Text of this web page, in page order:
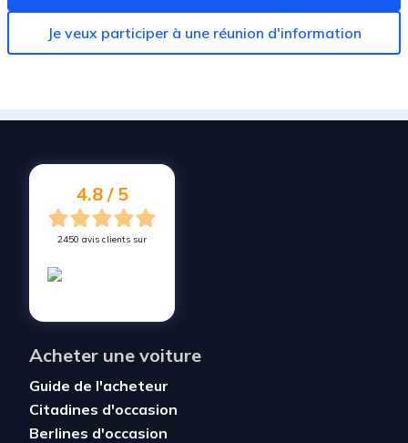
Je veux participer à une réunion d'information
4.8 / 5
2450 avis clients sur
Acheter une voiture
Guide de l'acheteur
Citadines d'occasion
Berlines d'occasion